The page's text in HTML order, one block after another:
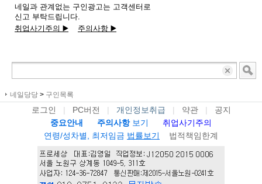
네일과 관계없는 구인광고는 고객센터로
신고 부탁드립니다.
취업사기주의 ▶️
주의사항 ▶️
네일당당 > 구인목록
로그인 | PC버전 | 개인정보취급 | 약관 |
공지
중요안내
주의사항 보기
취업사기주의
연령/성차별, 최저임금 법률보기 법적책임한계